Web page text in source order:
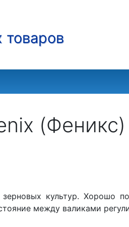
товаров
(Феникс)
культур. Хорошо
между валиками